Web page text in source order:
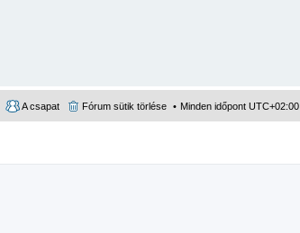
Minden időpont UTC+02:00
Fórum sütik törlése
A csapat